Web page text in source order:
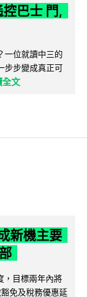
巴士 門,
一位就讀中三的
步步變成真正可
全文
新機主要
，目標兩年內將
免及稅務優惠延